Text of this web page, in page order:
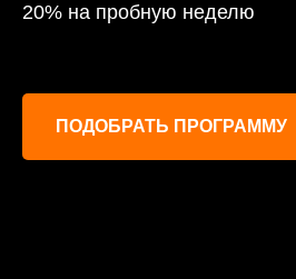
20% на пробную неделю
ПОДОБРАТЬ ПРОГРАММУ